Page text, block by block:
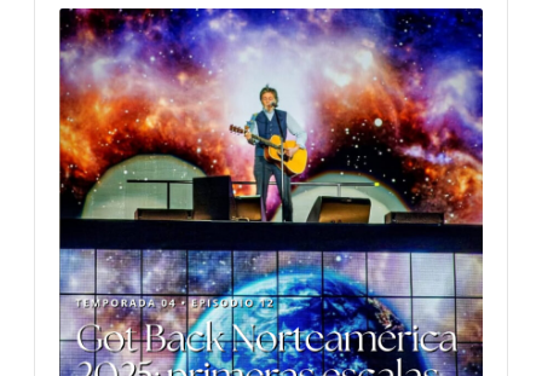
Player